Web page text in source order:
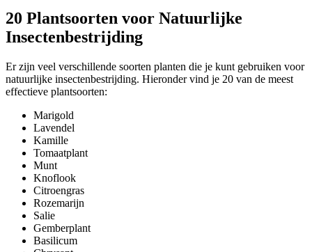
20 Plantsoorten voor Natuurlijke
Insectenbestrijding
Er zijn veel verschillende soorten planten die je kunt gebruiken voor
natuurlijke insectenbestrijding. Hieronder vind je 20 van de meest
effectieve plantsoorten:
Marigold
Lavendel
Kamille
Tomaatplant
Munt
Knoflook
Citroengras
Rozemarijn
Salie
Gemberplant
Basilicum